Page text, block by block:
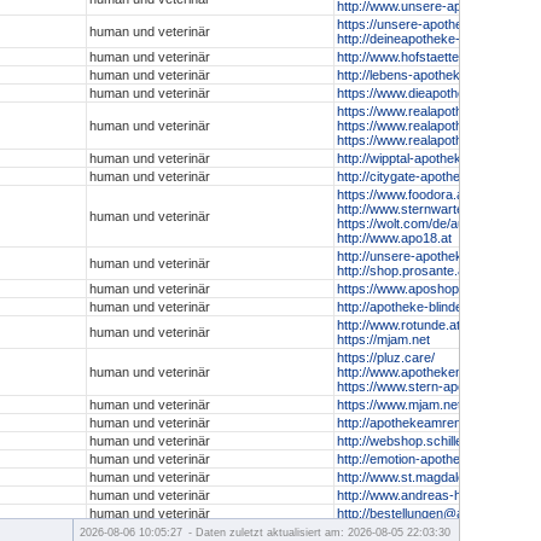
http://www.unsere-apotheken.at/
human und veterinär
https://unsere-apotheken.at/
http://deineapotheke-shop.at
human und veterinär
http://www.hofstaetter-apotheke.at
human und veterinär
http://lebens-apotheke.at
human und veterinär https://www.dieapotheke.co.at/
human und veterinär
https://www.realapotheke.com
https://www.realapotheke.at
https://www.realapotheke.de
human und veterinär
http://wipptal-apotheke.at/shop
human und veterinär http://citygate-apotheke.at
human und veterinär
https://www.foodora.at/shop/
http://www.sternwarte-apotheke.at
https://wolt.com/de/aut/vienna/
http://www.apo18.at
human und veterinär
http://unsere-apotheken.at/
http://shop.prosante.at
human und veterinär
https://www.aposhop-kaernten.at
human und veterinär
http://apotheke-blindenmarkt.at
human und veterinär
http://www.rotunde.at
https://mjam.net
human und veterinär
https://pluz.care/
http://www.apothekenexpress.wien
https://www.stern-apo.at/
human und veterinär
https://www.mjam.net
human und veterinär
http://apothekeamrennweg.at
human und veterinär
http://webshop.schillerplatzapo.at
human und veterinär
http://emotion-apotheke.at
human und veterinär
http://www.st.magdalena-
human und veterinär
http://www.andreas-hofer.at/shop
human und veterinär
http://bestellungen@apozgk.at
http://apomed.at
2026-08-06 10:05:27 - Daten zuletzt aktualisiert am: 2026-08-05 22:03:30